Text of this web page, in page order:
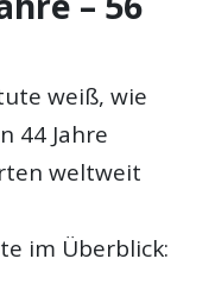
weiß, wie
44 Jahre
weltweit
im Überblick: